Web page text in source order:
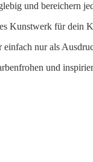
und bereichern
Kunstwerk für dein
einfach nur als
und